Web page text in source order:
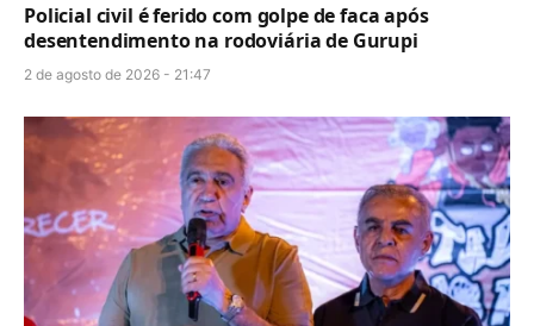
Policial civil é ferido com golpe de faca após
desentendimento na rodoviária de Gurupi
2 de agosto de 2026 - 21:47